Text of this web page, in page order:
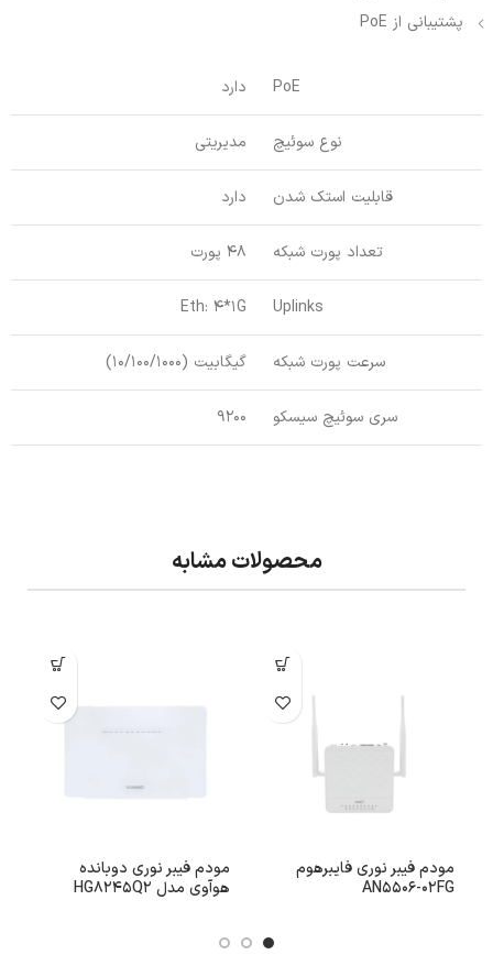
پشتیبانی از PoE
PoE دارد
نوع سوئیچ مدیریتی
قابلیت استک شدن دارد
تعداد پورت شبکه 48 پورت
Uplinks
Eth: 4*1G
سرعت پورت شبکه گیگابیت (10/100/1000)
سری سوئیچ سیسکو 9200
محصولات مشابه
مودم فیبر نوری فایبرهوم
AN5506-02FG
مودم فیبر نوری دوبانده
هوآوی مدل HG8245Q2